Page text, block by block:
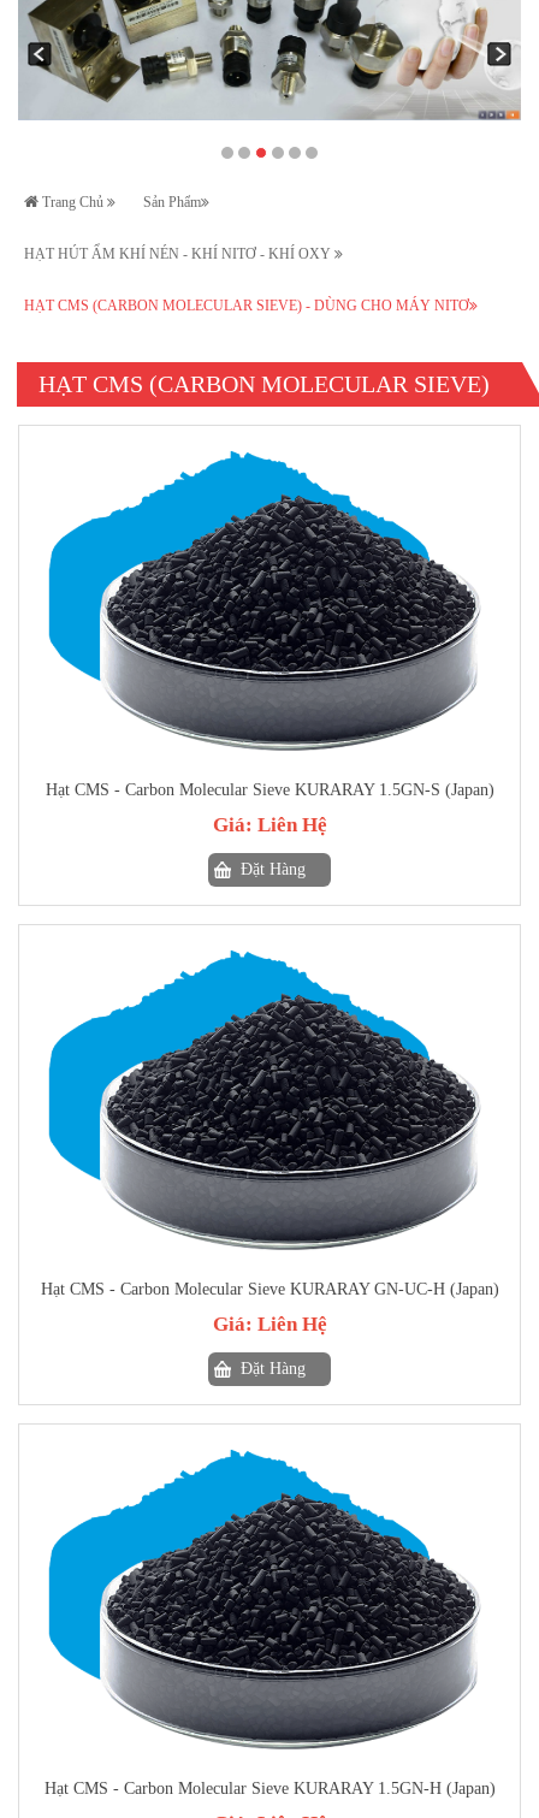
Trang Chủ Sản Phẩm
HẠT HÚT ẨM KHÍ NÉN - KHÍ NITƠ - KHÍ OXY
HẠT CMS (CARBON MOLECULAR SIEVE) - DÙNG CHO MÁY NITƠ
HẠT CMS (CARBON MOLECULAR SIEVE)
- DÙNG CHO MÁY NITƠ
Hạt CMS - Carbon Molecular Sieve KURARAY 1.5GN-S (Japan)
Giá: Liên Hệ
Đặt Hàng
Hạt CMS - Carbon Molecular Sieve KURARAY GN-UC-H (Japan)
Giá: Liên Hệ
Đặt Hàng
Hạt CMS - Carbon Molecular Sieve KURARAY 1.5GN-H (Japan)